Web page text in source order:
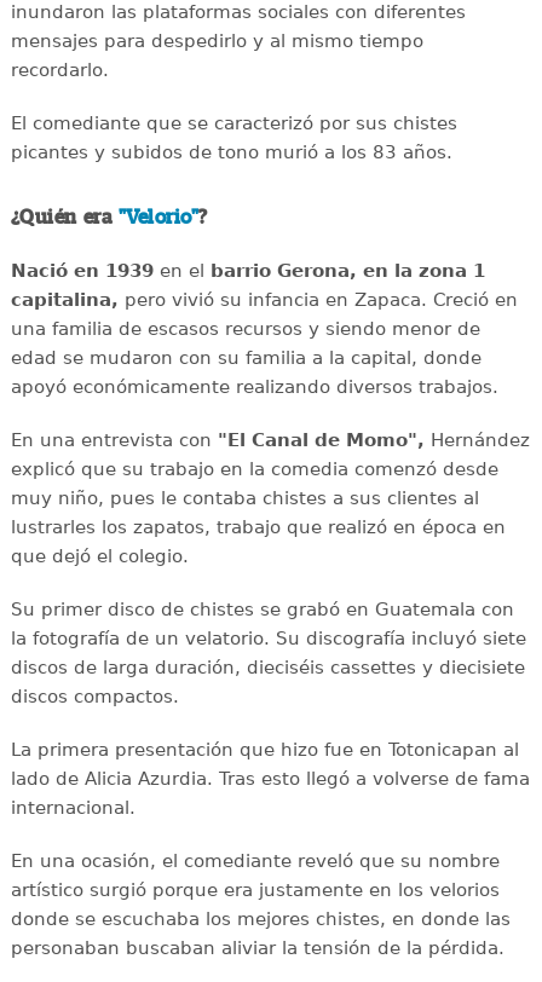
inundaron las plataformas sociales con diferentes
mensajes para despedirlo y al mismo tiempo
recordarlo.
El comediante que se caracterizó por sus chistes
picantes y subidos de tono murió a los 83 años.
¿Quién era "Velorio"?
Nació en 1939en el barrio Gerona, en la zona 1
capitalina, pero vivió su infancia en Zapaca. Creció en
una familia de escasos recursos y siendo menor de
edad se mudaron con su familia a la capital, donde
apoyó económicamente realizando diversos trabajos.
En una entrevista con "El Canal de Momo", Hernández
explicó que su trabajo en la comedia comenzó desde
muy niño, pues le contaba chistes a sus clientes al
lustrarles los zapatos, trabajo que realizó en época en
que dejó el colegio.
Su primer disco de chistes se grabó en Guatemala con
la fotografía de un velatorio. Su discografía incluyó siete
discos de larga duración, dieciséis cassettes y diecisiete
discos compactos.
La primera presentación que hizo fue en Totonicapan al
lado de Alicia Azurdia. Tras esto llegó a volverse de fama
internacional.
En una ocasión, el comediante reveló que su nombre
artístico surgió porque era justamente en los velorios
donde se escuchaba los mejores chistes, en donde las
personaban buscaban aliviar la tensión de la pérdida.